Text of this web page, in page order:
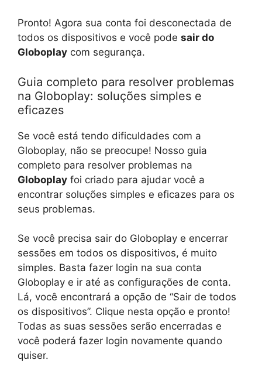
Pronto! Agora sua conta foi desconectada de
todos os dispositivos e você pode sair do
Globoplay com segurança.
Guia completo para resolver problemas
na Globoplay: soluções simples e
eficazes
Se você está tendo dificuldades com a
Globoplay, não se preocupe! Nosso guia
completo para resolver problemas na
Globoplay foi criado para ajudar você a
encontrar soluções simples e eficazes para os
seus problemas.
Se você precisa sair do Globoplay e encerrar
sessões em todos os dispositivos, é muito
simples. Basta fazer login na sua conta
Globoplay e ir até as configurações de conta.
Lá, você encontrará a opção de “Sair de todos
os dispositivos”. Clique nesta opção e pronto!
Todas as suas sessões serão encerradas e
você poderá fazer login novamente quando
quiser.